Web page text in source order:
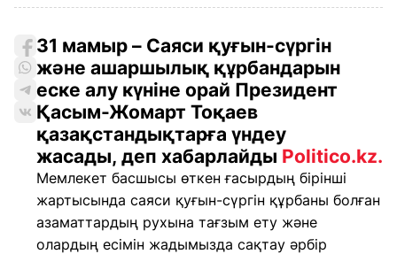
31 мамыр – Саяси қуғын-сүргін
және ашаршылық құрбандарын
еске алу күніне орай Президент
Қасым-Жомарт Тоқаев
қазақстандықтарға үндеу
жасады, деп хабарлайды Politico.kz.
Мемлекет басшысы өткен ғасырдың бірінші
жартысында саяси қуғын-сүргін құрбаны болған
азаматтардың рухына тағзым ету және
олардың есімін жадымызда сақтау әрбір